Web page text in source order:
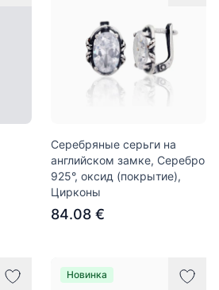
Серебряные серьги на
английском замке, Серебро
925°, оксид (покрытие),
Цирконы
84.08 €
Новинка